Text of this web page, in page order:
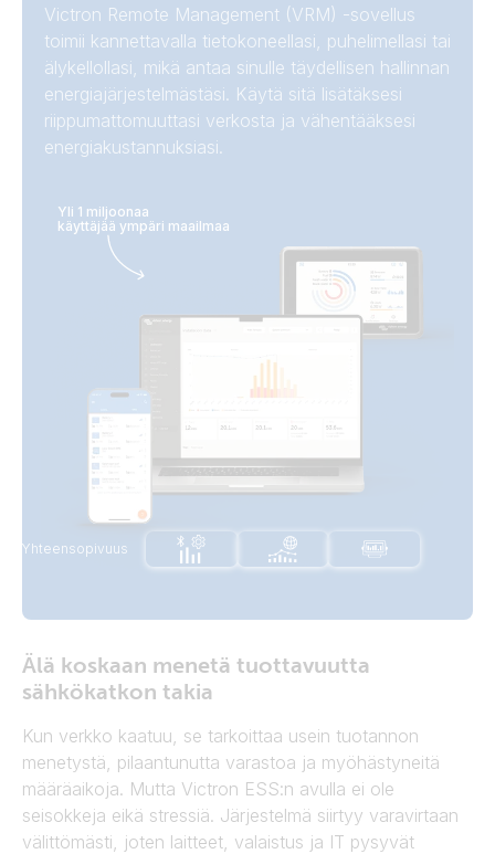
Sähköautoje
n laturit
Victron Remote Management (VRM) -sovellus
toimii kannettavalla tietokoneellasi, puhelimellasi tai
älykellollasi, mikä antaa sinulle täydellisen hallinnan
energiajärjestelmästäsi. Käytä sitä lisätäksesi
riippumattomuuttasi verkosta ja vähentääksesi
energiakustannuksiasi.
Yli 1 miljoonaa
käyttäjää ympäri maailmaa
Yhteensopivuus
Älä koskaan menetä tuottavuutta
sähkökatkon takia
Kun verkko kaatuu, se tarkoittaa usein tuotannon
menetystä, pilaantunutta varastoa ja myöhästyneitä
määräaikoja. Mutta Victron ESS:n avulla ei ole
seisokkeja eikä stressiä. Järjestelmä siirtyy varavirtaan
välittömästi, joten laitteet, valaistus ja IT pysyvät